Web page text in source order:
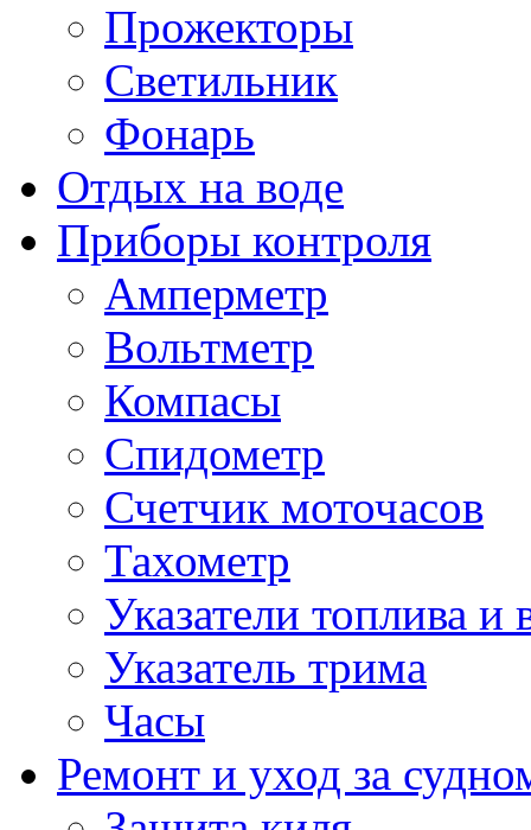
Прожекторы
Светильник
Фонарь
Отдых на воде
Приборы контроля
Амперметр
Вольтметр
Компасы
Спидометр
Счетчик моточасов
Тахометр
Указатели топлива и
Указатель трима
Часы
Ремонт и уход за